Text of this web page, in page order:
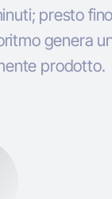
presto
genera
prodotto.